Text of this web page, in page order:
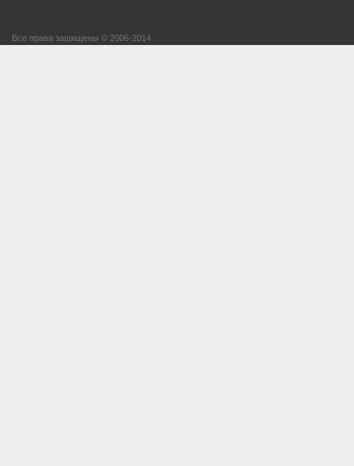
Все права защищены © 2006-2014